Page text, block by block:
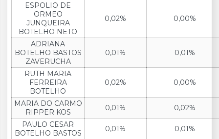
ESPOLIO DE
ORMEO
JUNQUEIRA
BOTELHO NETO
0,02% 0,00%
ADRIANA
BOTELHO BASTOS
ZAVERUCHA
0,01% 0,01%
RUTH MARIA
FERREIRA
BOTELHO
0,02% 0,00%
MARIA DO CARMO
RIPPER KOS
0,01%
0,02%
PAULO CESAR
BOTELHO BASTOS
0,01%
0,01%